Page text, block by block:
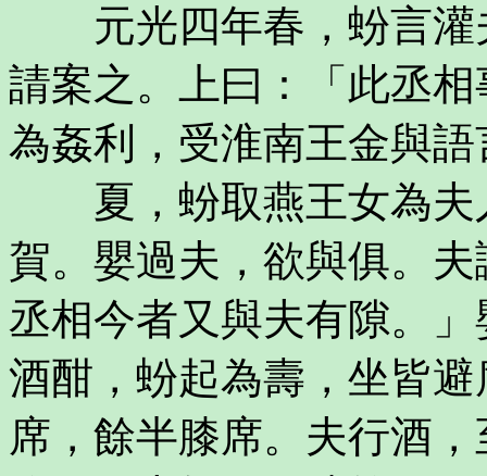
元光四年春，蚡言灌
請案之。上曰：「此丞
為姦利，受淮南王金與
夏，蚡取燕王女為夫
賀。嬰過夫，欲與俱。
丞相今者又與夫有隙。
酒酣，蚡起為壽，坐皆
席，餘半膝席。夫行酒